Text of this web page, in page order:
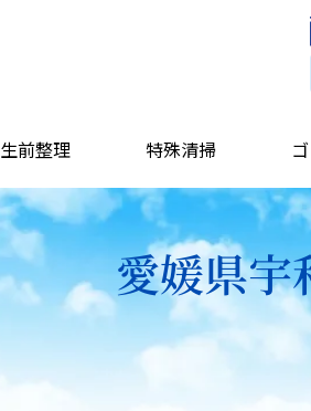
生前整理 特殊清掃
愛媛県宇